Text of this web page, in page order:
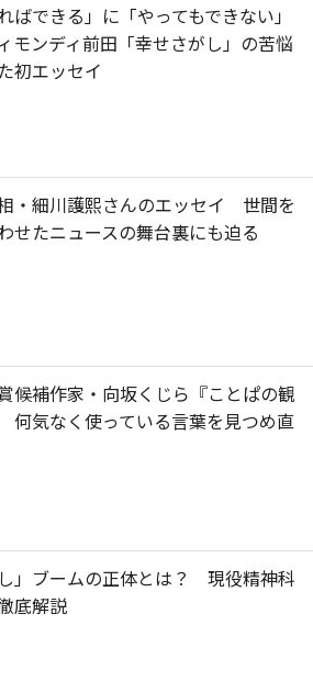
ればできる」に「やってもできない」
モンディ前田「幸せさがし」の苦悩
初エッセイ
・細川護熙さんのエッセイ 世間を
せたニュースの舞台裏にも迫る
候補作家・向坂くじら『ことぱの観
気なく使っている言葉を見つめ直
し」ブームの正体とは？ 現役精神科
底解説